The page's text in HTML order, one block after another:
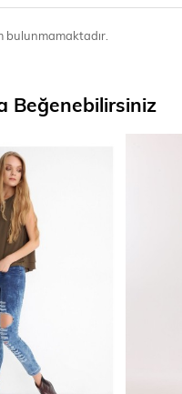
bulunmamaktadır.
Beğenebilirsiniz